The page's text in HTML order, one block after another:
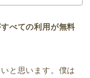
べての利用が無料
と思います。僕は